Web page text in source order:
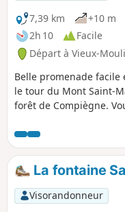
7,39 km
+10 m
2h 10
Facile
Départ à Vieux-
Belle promenade facile
le tour du Mont Saint-
forêt de Compiègne.
plusieurs points de vue,
arbres remarquables
à la Fontaine Maitre
voiture sont possibles
d'une aire de pique-
La fontaine
Visorandonneur